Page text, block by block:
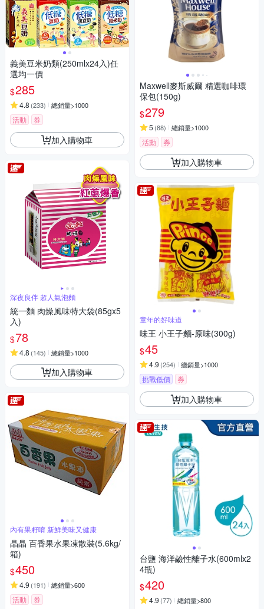
義美豆米奶類(250mlx24入)任
選均一價
$285
4.8 (233) 總銷量>1000
活動 券
加入購物車
深夜良伴 超人氣泡麵
統一麵 肉燥風味特大袋(85gx5
入)
$78
4.8 (145) 總銷量>1000
加入購物車
內有果籽唷 新鮮美味又健康
晶晶 百香果水果凍散裝(5.6kg/
箱)
$450
4.9 (191) 總銷量>600
活動 券
Maxwell麥斯威爾 精選咖啡環
保包(150g)
$279
5 (88) 總銷量>1000
活動 券
加入購物車
童年的好味道
味王 小王子麵-原味(300g)
$45
4.9 (254) 總銷量>1000
挑戰低價 券
加入購物車
台鹽 海洋鹼性離子水(600mlx2
4瓶)
$420
4.9 (77) 總銷量>800